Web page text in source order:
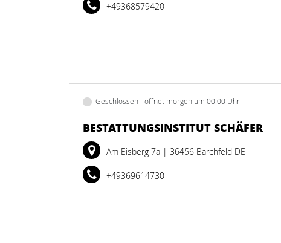
+49368579420
Geschlossen - öffnet morgen um 00:00 Uhr
BESTATTUNGSINSTITUT SCHÄFER
Am Eisberg 7a | 36456 Barchfeld DE
+49369614730